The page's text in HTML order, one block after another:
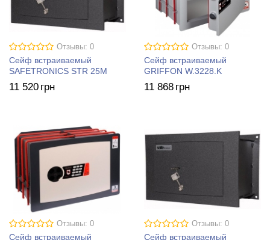
Отзывы: 0
Сейф встраиваемый
SAFETRONICS STR 25M
11 520 грн
Отзывы: 0
Сейф встраиваемый
GRIFFON W.3228.K
11 868 грн
Отзывы: 0
Сейф встраиваемый
Отзывы: 0
Сейф встраиваемый